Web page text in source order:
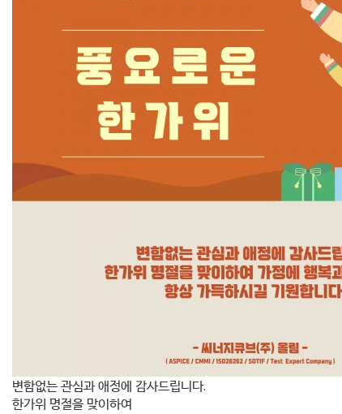
변함없는 관심과 애정에 감사드립니다.
한가위 명절을 맞이하여